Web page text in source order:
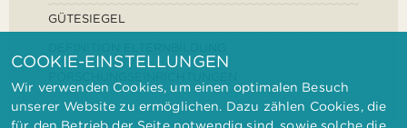
GÜTESIEGEL
COOKIE-EINSTELLUNGEN
Wir verwenden Cookies, um einen optimalen Besuch
unserer Website zu ermöglichen. Dazu zählen Cookies, die